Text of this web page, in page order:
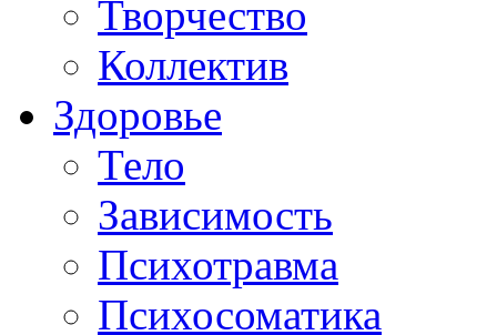
Творчество
Коллектив
Здоровье
Тело
Зависимость
Психотравма
Психосоматика